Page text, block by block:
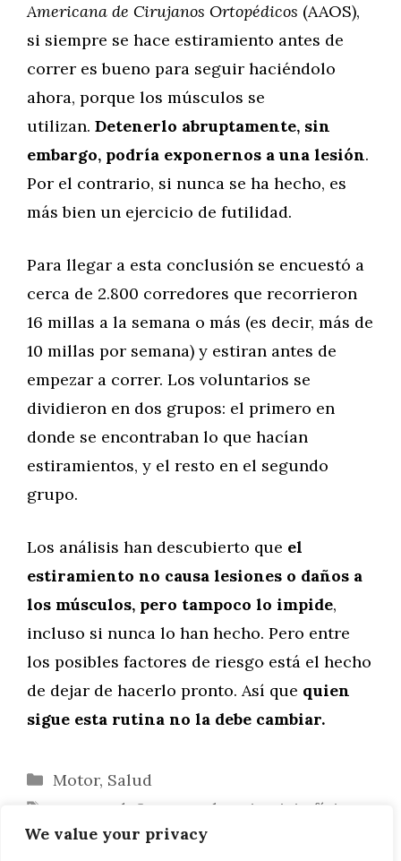
We value your privacy
Americana de Cirujanos Ortopédicos (AAOS),
si siempre se hace estiramiento antes de
correr es bueno para seguir haciéndolo
ahora, porque los músculos se
utilizan. Detenerlo abruptamente, sin
embargo, podría exponernos a una lesión.
Por el contrario, si nunca se ha hecho, es
más bien un ejercicio de futilidad.
Para llegar a esta conclusión se encuestó a
cerca de 2.800 corredores que recorrieron
16 millas a la semana o más (es decir, más de
10 millas por semana) y estiran antes de
empezar a correr. Los voluntarios se
dividieron en dos grupos: el primero en
donde se encontraban lo que hacían
estiramientos, y el resto en el segundo
grupo.
Los análisis han descubierto que el
estiramiento no causa lesiones o daños a
los músculos, pero tampoco lo impide,
incluso si nunca lo han hecho. Pero entre
los posibles factores de riesgo está el hecho
de dejar de hacerlo pronto. Así que quien
sigue esta rutina no la debe cambiar.
Categorías
Motor, Salud
Etiquetasdaño muscular ejercicio físico
en forma